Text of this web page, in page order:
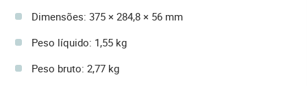
Dimensões: 375 × 284,8 × 56 mm
Peso líquido: 1,55 kg
Peso bruto: 2,77 kg